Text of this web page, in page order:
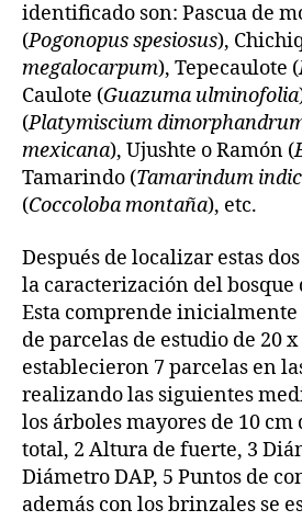
identificado son: Pascua de
(Pogonopus spesiosus),
megalocarpum), Tepecaulote (
Caulote (Guazuma ulminofolia
(Platymiscium
mexicana), Ujushte o Ramón (
Tamarindo (Tamarindum
(Coccoloba montaña), etc.
Después de localizar estas
la caracterización del
Esta comprende
de parcelas de estudio de 20 x
establecieron 7 parcelas en
realizando las siguientes
los árboles mayores de 10 cm
total, 2 Altura de fuerte, 3
Diámetro DAP, 5 Puntos de
además con los brinzales se